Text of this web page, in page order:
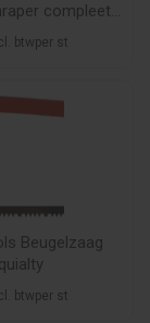
compleet
btwper st
Beugelzaag
btwper st